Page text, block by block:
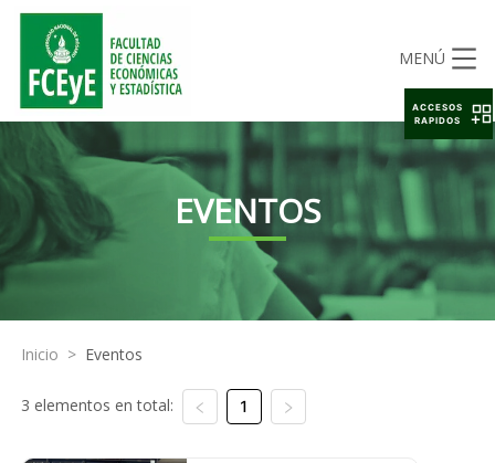
MENÚ
EVENTOS
Inicio > Eventos
3 elementos en total: 1
ACCESOS
RAPIDOS